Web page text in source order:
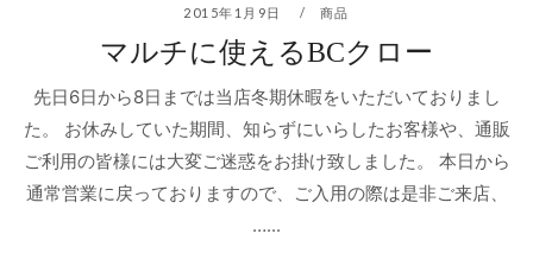
2015年1月9日 商品
マルチに使えるBCクロー
先日6日から8日までは当店冬期休暇をいただいておりまし
た。 お休みしていた期間、知らずにいらしたお客様や、通販
ご利用の皆様には大変ご迷惑をお掛け致しました。 本日から
通常営業に戻っておりますので、ご入用の際は是非ご来店、
…...